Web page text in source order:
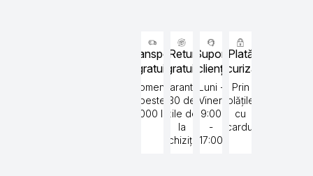
Transport
gratuit
Comenzi
peste
5000 lei
Retur
gratuit
Garantat
30 de
zile de
la
achiziție
Suport
clienți
Luni -
Vineri
9:00
-
17:00
Plată
securizată
Prin
plățile
cu
cardul